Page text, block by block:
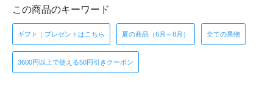
この商品のキーワード
ギフト｜プレゼントはこちら 夏の商品（6月～8月） 全ての果物
3600円以上で使える50円引きクーポン